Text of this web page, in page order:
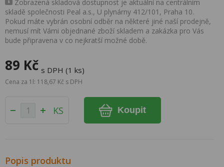
Zobrazená skladová dostupnost je aktuální na centrálním
skladě společnosti Peal a.s., U plynárny 412/101, Praha 10.
Pokud máte vybrán osobní odběr na některé jiné naší prodejně,
nemusí mít Vámi objednané zboží skladem a zakázka pro Vás
bude připravena v co nejkratší možné době.
89 Kč s DPH (1 ks)
Cena za 1l: 118,67 Kč s DPH
KS Koupit
Popis produktu